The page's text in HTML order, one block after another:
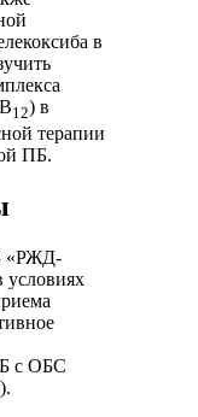
в
12) в
терапии
ПБ.
«РЖД-
условиях
с ОБС